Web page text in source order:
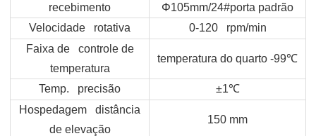
recebimento
Φ105mm/24#porta padrão
Velocidade rotativa
0-120 rpm/min
Faixa de controle de
temperatura
temperatura do quarto -99℃
Temp. precisão ±1℃
Hospedagem distância
de elevação
150 mm